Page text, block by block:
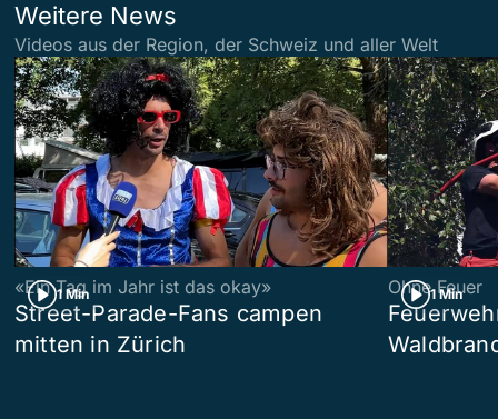
Weitere News
Videos aus der Region, der Schweiz und aller Welt
1 Min
«Ein Tag im Jahr ist das okay»
Street-Parade-Fans campen
mitten in Zürich
1 Min
Ohne Feuer